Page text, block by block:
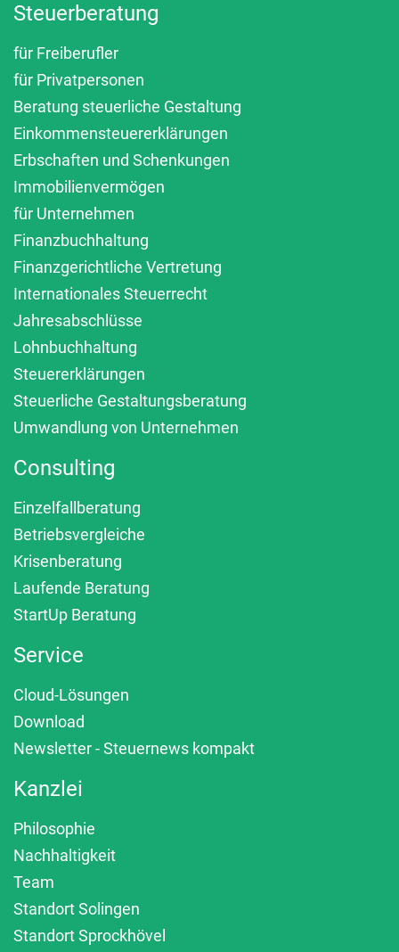
Steuerberatung
für Freiberufler
für Privatpersonen
Beratung steuerliche Gestaltung
Einkommensteuererklärungen
Erbschaften und Schenkungen
Immobilienvermögen
für Unternehmen
Finanzbuchhaltung
Finanzgerichtliche Vertretung
Internationales Steuerrecht
Jahresabschlüsse
Lohnbuchhaltung
Steuererklärungen
Steuerliche Gestaltungsberatung
Umwandlung von Unternehmen
Consulting
Einzelfallberatung
Betriebsvergleiche
Krisenberatung
Laufende Beratung
StartUp Beratung
Service
Cloud-Lösungen
Download
Newsletter - Steuernews kompakt
Kanzlei
Philosophie
Nachhaltigkeit
Team
Standort Solingen
Standort Sprockhövel